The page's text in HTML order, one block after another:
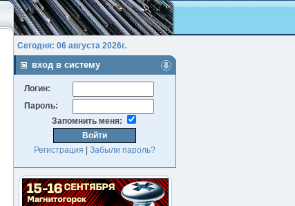
Сегодня: 06 августа 2026г.
вход в систему
Логин:
Пароль:
Запомнить меня:
Регистрация Забыли пароль?